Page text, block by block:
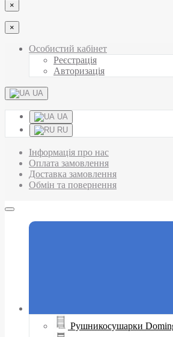
×
×
Особистий кабінет
Реєстрація
Авторизація
UA
UA
RU
Інформація про нас
Оплата замовлення
Доставка замовлення
Обмін та повернення
Рушникосушарки